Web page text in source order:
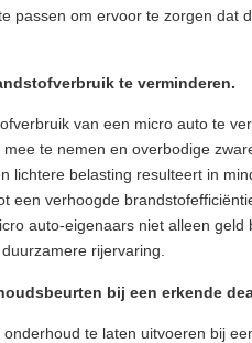
passen om ervoor te zorgen dat
te verminderen.
van een micro auto te
te nemen en overbodige
lichtere belasting resulteert in
een verhoogde
auto-eigenaars niet alleen
rijervaring.
bij een erkende
te laten uitvoeren bij